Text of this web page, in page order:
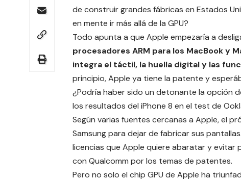
de construir grandes fábricas en Estados
en mente ir más allá de la GPU?
Todo apunta a que Apple empezaría a
procesadores ARM para los MacBook y
integra el táctil, la huella digital y las
principio, Apple ya tiene la patente y
¿Podría haber sido un detonante la opción
los resultados del iPhone 8 en el test de
Según varias fuentes cercanas a Apple, el
Samsung para dejar de fabricar sus
licencias que Apple quiere abaratar y evitar
con Qualcomm por los temas de patentes.
Pero no solo el chip GPU de Apple ha